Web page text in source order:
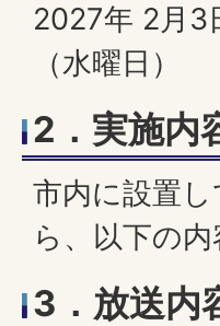
2027年 2月
（水曜日）
2．実施内
市内に設置
ら、以下の内
3．放送内